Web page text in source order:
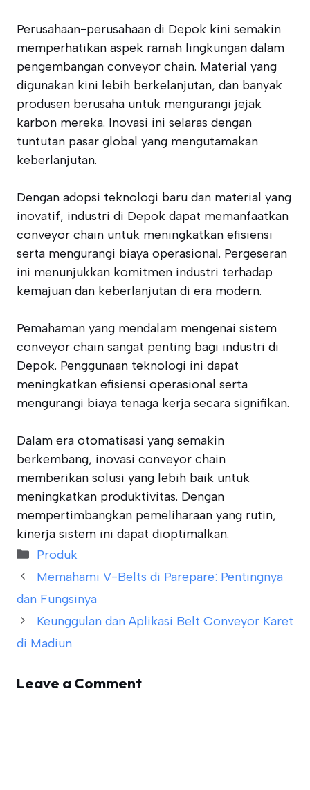
Perusahaan-perusahaan di Depok kini semakin
memperhatikan aspek ramah lingkungan dalam
pengembangan conveyor chain. Material yang
digunakan kini lebih berkelanjutan, dan banyak
produsen berusaha untuk mengurangi jejak
karbon mereka. Inovasi ini selaras dengan
tuntutan pasar global yang mengutamakan
keberlanjutan.
Dengan adopsi teknologi baru dan material yang
inovatif, industri di Depok dapat memanfaatkan
conveyor chain untuk meningkatkan efisiensi
serta mengurangi biaya operasional. Pergeseran
ini menunjukkan komitmen industri terhadap
kemajuan dan keberlanjutan di era modern.
Pemahaman yang mendalam mengenai sistem
conveyor chain sangat penting bagi industri di
Depok. Penggunaan teknologi ini dapat
meningkatkan efisiensi operasional serta
mengurangi biaya tenaga kerja secara signifikan.
Dalam era otomatisasi yang semakin
berkembang, inovasi conveyor chain
memberikan solusi yang lebih baik untuk
meningkatkan produktivitas. Dengan
mempertimbangkan pemeliharaan yang rutin,
kinerja sistem ini dapat dioptimalkan.
Categories
Produk
Memahami V-Belts di Parepare: Pentingnya
dan Fungsinya
Keunggulan dan Aplikasi Belt Conveyor Karet
di Madiun
Leave a Comment